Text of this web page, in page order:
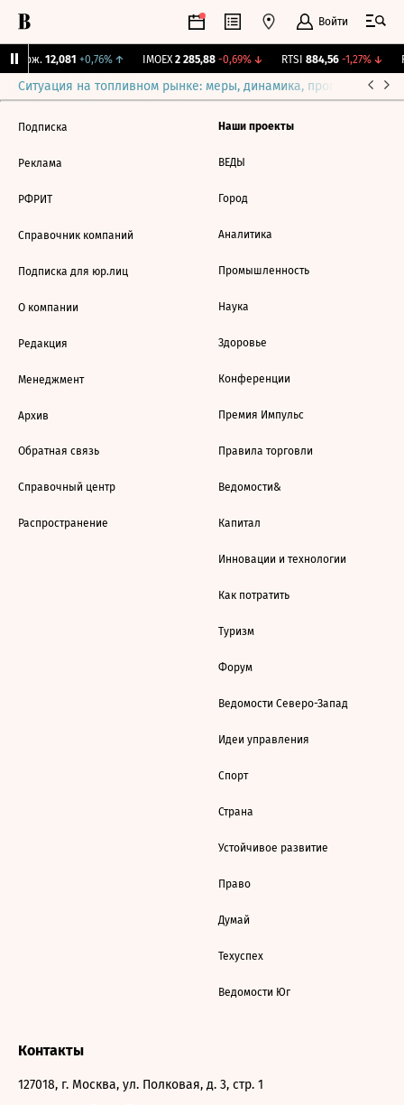
Войти
Бирж. 12,081 +0,76%↑ IMOEX 2 285,88 -0,69%↓ RTSI 884,56 -1,27%↓
Ситуация на топливном рынке: меры, динамика, прогнозы
Подписка
Реклама
РФРИТ
Справочник компаний
Подписка для юр.лиц
О компании
Редакция
Менеджмент
Архив
Обратная связь
Справочный центр
Распространение
Наши проекты
ВЕДЫ
Город
Аналитика
Промышленность
Наука
Здоровье
Конференции
Премия Импульс
Правила торговли
Ведомости&
Капитал
Инновации и технологии
Как потратить
Туризм
Форум
Ведомости Северо-Запад
Идеи управления
Спорт
Страна
Устойчивое развитие
Право
Думай
Техуспех
Ведомости Юг
Контакты
127018, г. Москва, ул. Полковая, д. 3, стр. 1